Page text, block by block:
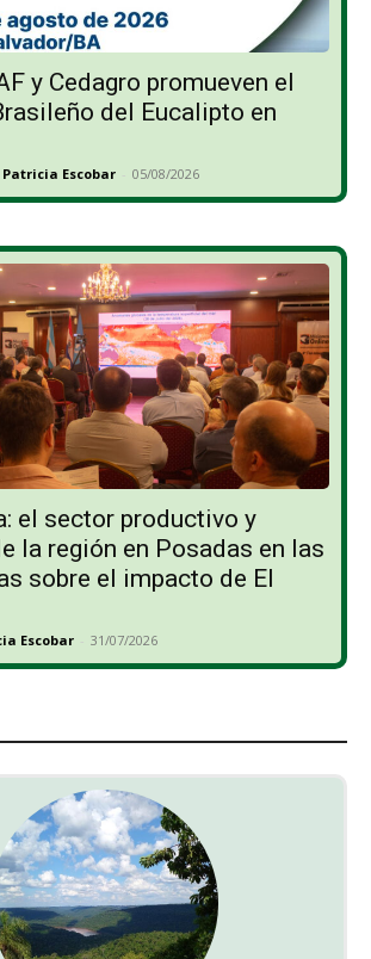
y Cedagro promueven el
del Eucalipto en
Patricia Escobar - 05/08/2026
el sector productivo y
la región en Posadas en las
sobre el impacto de El
Escobar - 31/07/2026